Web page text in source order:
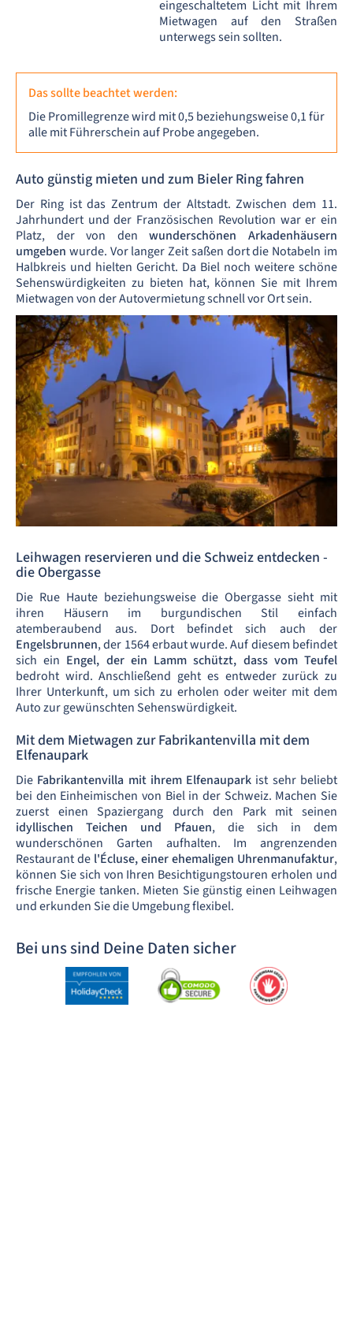
eingeschaltetem Licht mit Ihrem
Mietwagen auf den Straßen
unterwegs sein sollten.
Das sollte beachtet werden:
Die Promillegrenze wird mit 0,5 beziehungsweise 0,1 für
alle mit Führerschein auf Probe angegeben.
Auto günstig mieten und zum Bieler Ring fahren
Der Ring ist das Zentrum der Altstadt. Zwischen dem 11.
Jahrhundert und der Französischen Revolution war er ein
Platz, der von denwunderschönen Arkadenhäusern
umgeben wurde. Vor langer Zeit saßen dort die Notabeln im
Halbkreis und hielten Gericht. Da Biel noch weitere schöne
Sehenswürdigkeiten zu bieten hat, können Sie mit Ihrem
Mietwagen von der Autovermietung schnell vor Ort sein.
Leihwagen reservieren und die Schweiz entdecken -
die Obergasse
Die Rue Haute beziehungsweise die Obergasse sieht mit
ihren Häusern im burgundischen Stil einfach
atemberaubend aus. Dort befindet sich auch der
Engelsbrunnen, der 1564 erbaut wurde. Auf diesem befindet
sich ein Engel, der ein Lamm schützt, dass vom Teufel
bedroht wird. Anschließend geht es entweder zurück zu
Ihrer Unterkunft, um sich zu erholen oder weiter mit dem
Auto zur gewünschten Sehenswürdigkeit.
Mit dem Mietwagen zur Fabrikantenvilla mit dem
Elfenaupark
Die Fabrikantenvilla mit ihrem Elfenaupark ist sehr beliebt
bei den Einheimischen von Biel in der Schweiz. Machen Sie
zuerst einen Spaziergang durch den Park mit seinen
idyllischen Teichen und Pfauen, die sich in dem
wunderschönen Garten aufhalten. Im angrenzenden
Restaurant de l'Écluse, einer ehemaligen Uhrenmanufaktur,
können Sie sich von Ihren Besichtigungstouren erholen und
frische Energie tanken. Mieten Sie günstig einen Leihwagen
und erkunden Sie die Umgebung flexibel.
Bei uns sind Deine Daten sicher